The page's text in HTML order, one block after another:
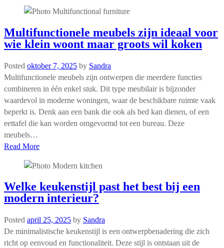
Multifunctionele meubels zijn ideaal voor
wie klein woont maar groots wil koken
Posted oktober 7, 2025 by Sandra
Multifunctionele meubels zijn ontwerpen die meerdere functies
combineren in één enkel stuk. Dit type meubilair is bijzonder
waardevol in moderne woningen, waar de beschikbare ruimte vaak
beperkt is. Denk aan een bank die ook als bed kan dienen, of een
eettafel die kan worden omgevormd tot een bureau. Deze
meubels…
Read More
Welke keukenstijl past het best bij een
modern interieur?
Posted april 25, 2025 by Sandra
De minimalistische keukenstijl is een ontwerpbenadering die zich
richt op eenvoud en functionaliteit. Deze stijl is ontstaan uit de